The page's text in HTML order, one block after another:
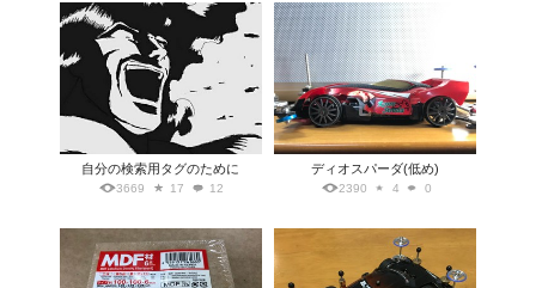
自分の検索用タグのために
3669 17 12
ディオスパーダ(低め)
2390 4 0